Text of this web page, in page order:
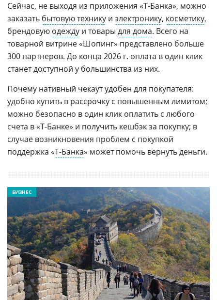
Сейчас, не выходя из приложения «Т-Банка», можно
заказать бытовую технику и электронику, косметику,
брендовую одежду и товары для дома. Всего на
товарной витрине «Шопинг» представлено больше
300 партнеров. До конца 2026 г. оплата в один клик
станет доступной у большинства из них.
Почему нативный чекаут удобен для покупателя:
удобно купить в рассрочку с повышенным лимитом;
можно безопасно в один клик оплатить с любого
счета в «Т-Банке» и получить кешбэк за покупку; в
случае возникновения проблем с покупкой
поддержка «Т-Банка» может помочь вернуть деньги.
БИЗНЕС